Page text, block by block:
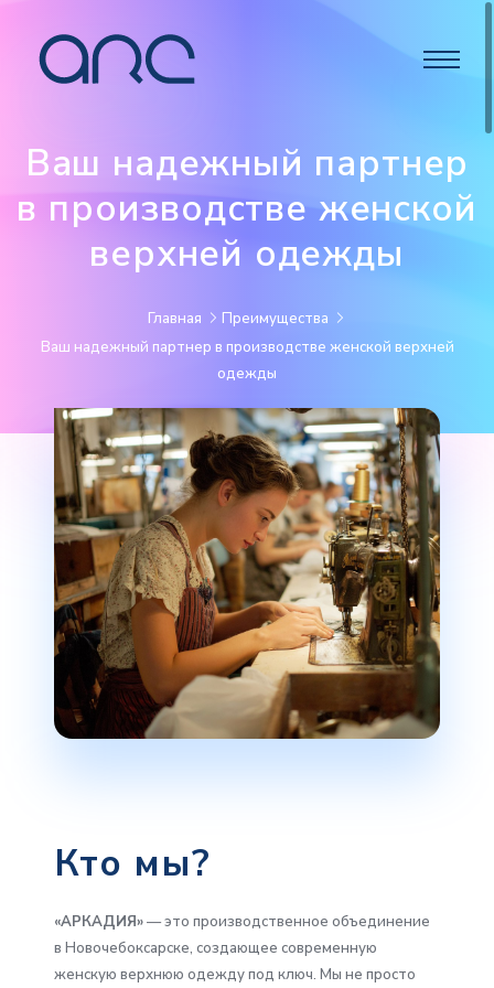
Ваш надежный партнер
в производстве женской
верхней одежды
Главная
Преимущества
Ваш надежный партнер в производстве женской верхней
одежды
Кто мы?
«АРКАДИЯ»— это производственное объединение
в Новочебоксарске, создающее современную
женскую верхнюю одежду под ключ. Мы не просто